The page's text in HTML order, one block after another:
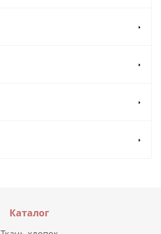
Каталог